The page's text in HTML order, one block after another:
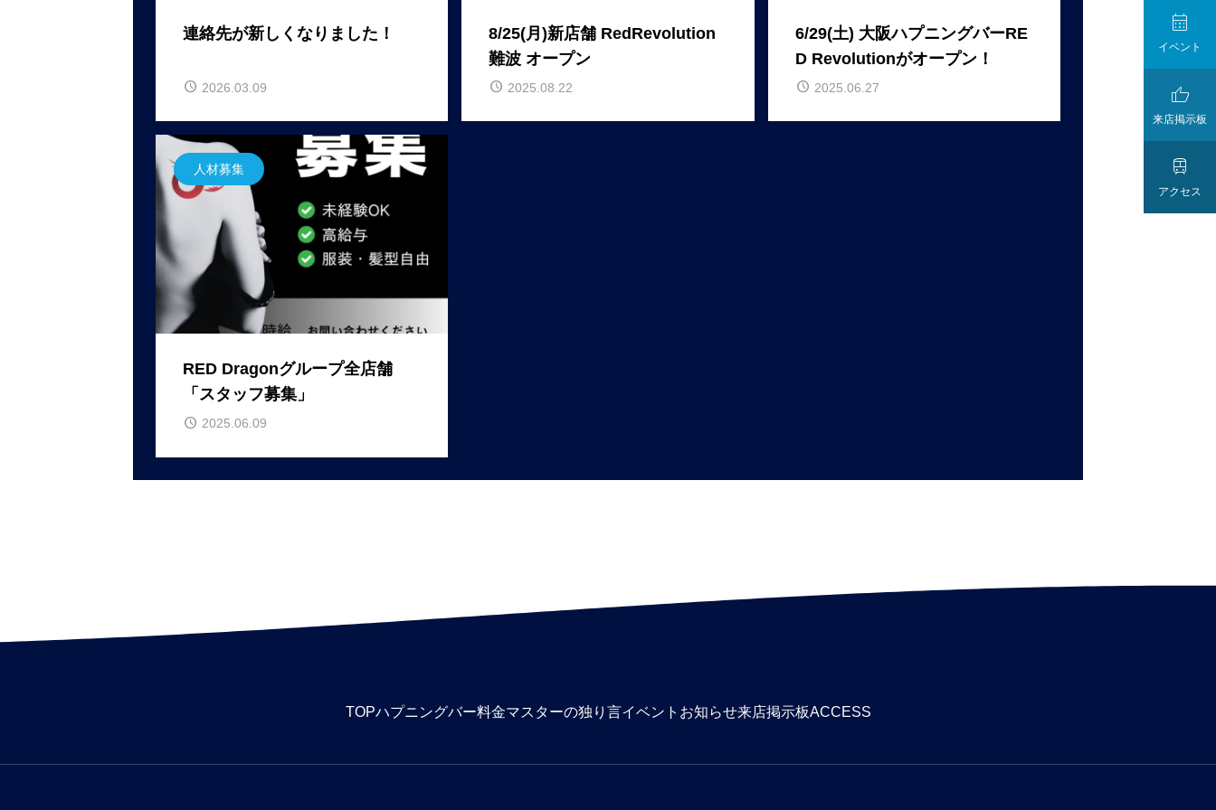
連絡先が新しくなりました！
2026.03.09
8/25(月)新店舗 RedRevolution
難波 オープン
2025.08.22
6/29(土) 大阪ハプニングバーRE
D Revolutionがオープン！
2025.06.27
人材募集
RED Dragonグループ全店舗
「スタッフ募集」
2025.06.09
TOPハプニングバー料金マスターの独り言イベント お知らせ来店掲示板ACCESS

イベント

来店掲示板

アクセス